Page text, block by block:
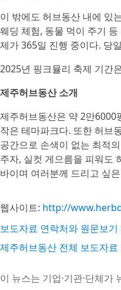
이 밖에도 허브동산 내에 있
웨딩 체험, 동물 먹이 주기
제가 365일 진행 중이다. 당
2025년 핑크뮬리 축제 기간
제주허브동산 소개
제주허브동산은 약 2만6000
작은 테마파크다. 또한 허브
공간으로 손색이 없는 최적
주자, 실컷 게으름을 피워도
바이며 여러분께 드리고 싶
웹사이트: http://
보도자료 연락처와 원문보기
제주허브동산 전체 보도자료
이 뉴스는 기업·기관·단체